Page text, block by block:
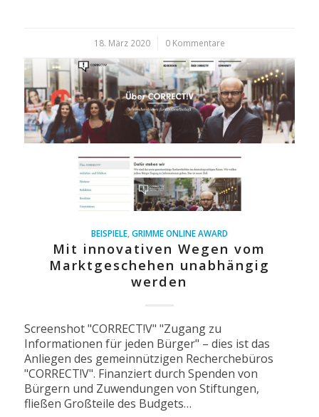
18. März 2020
/ 0 Kommentare
BEISPIELE, GRIMME ONLINE AWARD
Mit innovativen Wegen vom
Marktgeschehen unabhängig
werden
Screenshot "CORRECT!V" "Zugang zu
Informationen für jeden Bürger" – dies ist das
Anliegen des gemeinnützigen Recherchebüros
"CORRECT!V". Finanziert durch Spenden von
Bürgern und Zuwendungen von Stiftungen,
fließen Großteile des Budgets…